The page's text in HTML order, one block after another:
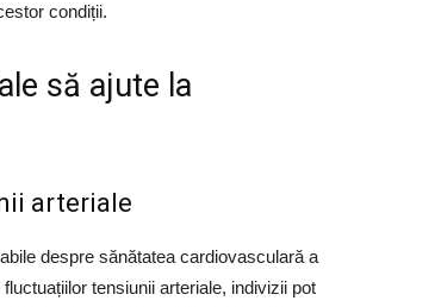
condiții.
să ajute la
arteriale
despre sănătatea cardiovasculară a
tensiunii arteriale, indivizii pot